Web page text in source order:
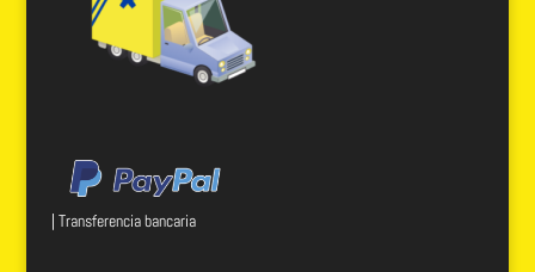
| Transferencia bancaria